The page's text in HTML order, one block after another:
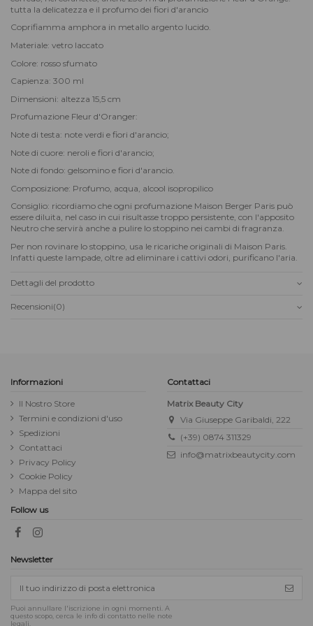
tutta la delicatezza e il profumo dei fiori d'arancio
Coprifiamma amphora in metallo argento lucido.
Materiale: vetro laccato
Colore: rosso sfumato
Capienza: 300 ml
Dimensioni: altezza 15,5 cm
Profumazione Fleur d'Oranger:
Note di testa: note verdi e fiori d'arancio;
Note di cuore: neroli e fiori d'arancio;
Note di fondo: gelsomino e fiori d'arancio.
Composizione: Profumo, acqua, alcool isopropilico
Consiglio: ricordiamo che ogni profumazione Maison Berger Paris può
essere diluita, nel caso in cui risultasse troppo persistente, con l'apposito
Neutro che servirà anche a pulire lo stoppino nei cambi di fragranza.
Per non rovinare lo stoppino, usa le ricariche originali di Maison Paris.
Infatti queste lampade, oltre ad eliminare i cattivi odori, purificano l'aria.
Dettagli del prodotto
Recensioni(0)
Informazioni
Il Nostro Store
Termini e condizioni d'uso
Spedizioni
Contattaci
Privacy Policy
Cookie Policy
Mappa del sito
Contattaci
Matrix Beauty City
Via Giuseppe Garibaldi, 222
(+39) 0874 311329
info@matrixbeautycity.com
Follow us
Newsletter
Puoi annullare l'iscrizione in ogni momenti. A
questo scopo, cerca le info di contatto nelle note
legali.